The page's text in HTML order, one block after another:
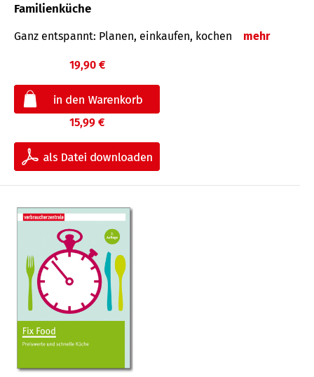
Familienküche
Ganz entspannt: Planen, einkaufen, kochen mehr
19,90 €
15,99 €